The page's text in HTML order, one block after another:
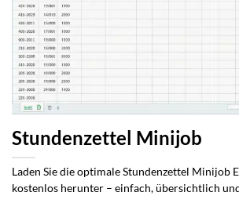
Stundenzettel Minijob
Laden Sie die optimale Stundenzettel Minijob
kostenlos herunter – einfach, übersichtlich